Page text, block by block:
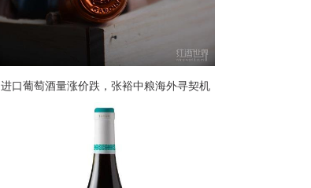
进口葡萄酒量涨价跌，张裕中粮海外寻契机